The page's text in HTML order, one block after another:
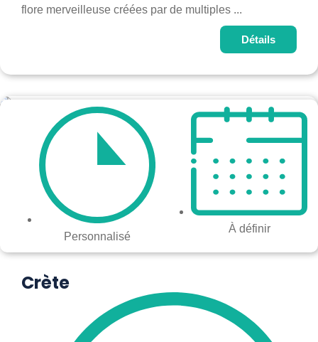
flore merveilleuse créées par de multiples ...
Détails
Personnalisé
À définir
Crète